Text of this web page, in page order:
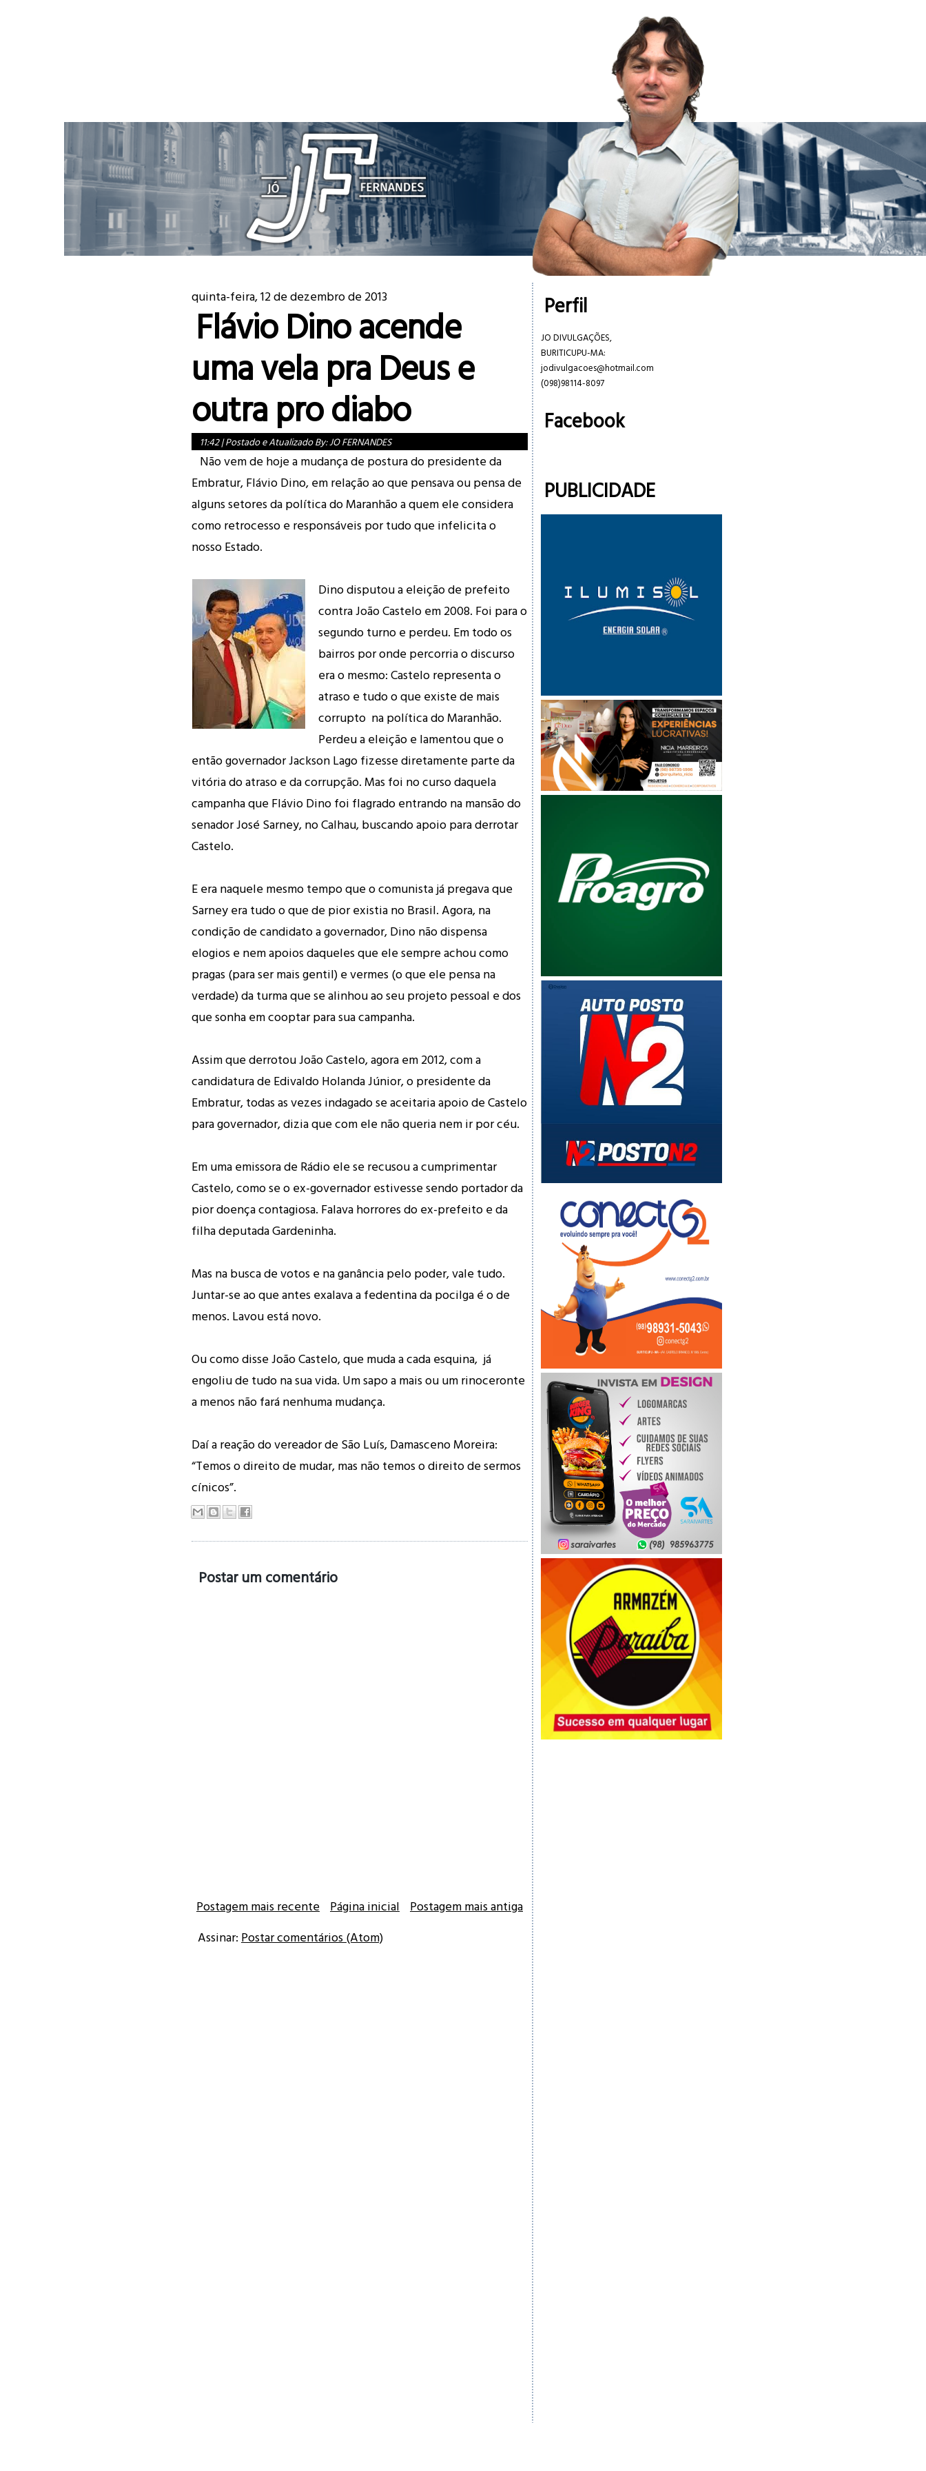
quinta-feira, 12 de dezembro de 2013
Flávio Dino acende
uma vela pra Deus e
outra pro diabo
11:42|Postado e Atualizado By:JO FERNANDES
Não vem de hoje a mudança de postura do presidente da
Embratur, Flávio Dino, em relação ao que pensava ou pensa de
alguns setores da política do Maranhão a quem ele considera
como retrocesso e responsáveis por tudo que infelicita o
nosso Estado.
Dino disputou a eleição de prefeito
contra João Castelo em 2008. Foi para o
segundo turno e perdeu. Em todo os
bairros por onde percorria o discurso
era o mesmo: Castelo representa o
atraso e tudo o que existe de mais
corrupto na política do Maranhão.
Perdeu a eleição e lamentou que o
então governador Jackson Lago fizesse diretamente parte da
vitória do atraso e da corrupção. Mas foi no curso daquela
campanha que Flávio Dino foi flagrado entrando na mansão do
senador José Sarney, no Calhau, buscando apoio para derrotar
Castelo.
E era naquele mesmo tempo que o comunista já pregava que
Sarney era tudo o que de pior existia no Brasil. Agora, na
condição de candidato a governador, Dino não dispensa
elogios e nem apoios daqueles que ele sempre achou como
pragas (para ser mais gentil) e vermes (o que ele pensa na
verdade) da turma que se alinhou ao seu projeto pessoal e dos
que sonha em cooptar para sua campanha.
Assim que derrotou João Castelo, agora em 2012, com a
candidatura de Edivaldo Holanda Júnior, o presidente da
Embratur, todas as vezes indagado se aceitaria apoio de Castelo
para governador, dizia que com ele não queria nem ir por céu.
Em uma emissora de Rádio ele se recusou a cumprimentar
Castelo, como se o ex-governador estivesse sendo portador da
pior doença contagiosa. Falava horrores do ex-prefeito e da
filha deputada Gardeninha.
Mas na busca de votos e na ganância pelo poder, vale tudo.
Juntar-se ao que antes exalava a fedentina da pocilga é o de
menos. Lavou está novo.
Ou como disse João Castelo, que muda a cada esquina, já
engoliu de tudo na sua vida. Um sapo a mais ou um rinoceronte
a menos não fará nenhuma mudança.
Daí a reação do vereador de São Luís, Damasceno Moreira:
“Temos o direito de mudar, mas não temos o direito de sermos
cínicos”.
Postar um comentário
Postagem mais recente Postagem mais antiga
Página inicial
Assinar: Postar comentários (Atom)
Perfil
JO DIVULGAÇÕES,
BURITICUPU-MA:
jodivulgacoes@hotmail.com
(098)98114-8097
Facebook
PUBLICIDADE